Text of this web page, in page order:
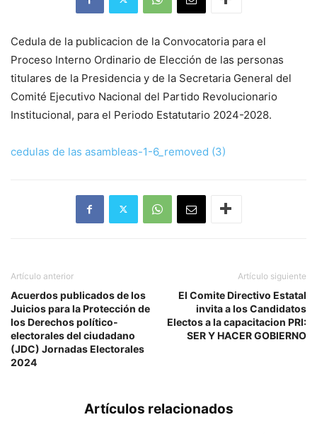
Cedula de la publicacion de la Convocatoria para el
Proceso Interno Ordinario de Elección de las personas
titulares de la Presidencia y de la Secretaria General del
Comité Ejecutivo Nacional del Partido Revolucionario
Institucional, para el Periodo Estatutario 2024-2028.
cedulas de las asambleas-1-6_removed (3)
Artículo anterior
Acuerdos publicados de los
Juicios para la Protección de
los Derechos político-
electorales del ciudadano
(JDC) Jornadas Electorales
2024
Artículo siguiente
El Comite Directivo Estatal
invita a los Candidatos
Electos a la capacitacion PRI:
SER Y HACER GOBIERNO
Artículos relacionados